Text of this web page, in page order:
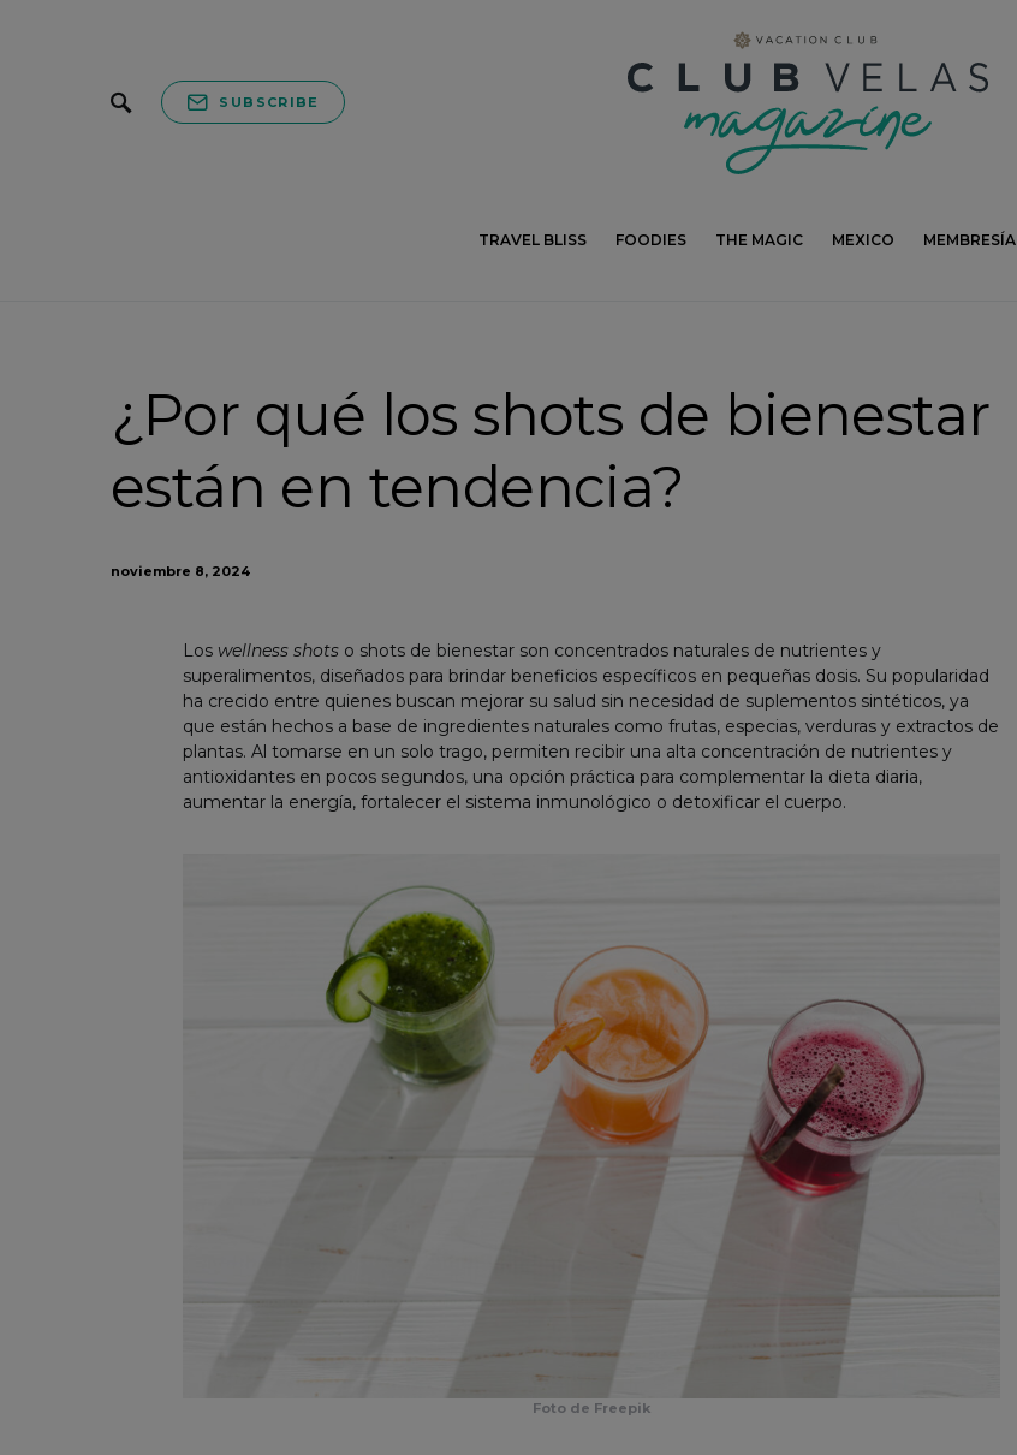
SUBSCRIBE
TRAVEL BLISS FOODIES THE MAGIC MEXICO MEMBRESÍA
¿Por qué los shots de bienestar
están en tendencia?
noviembre 8, 2024
Los wellness shots o shots de bienestar son concentrados naturales de nutrientes y
superalimentos, diseñados para brindar beneficios específicos en pequeñas dosis. Su popularidad
ha crecido entre quienes buscan mejorar su salud sin necesidad de suplementos sintéticos, ya
que están hechos a base de ingredientes naturales como frutas, especias, verduras y extractos de
plantas. Al tomarse en un solo trago, permiten recibir una alta concentración de nutrientes y
antioxidantes en pocos segundos, una opción práctica para complementar la dieta diaria,
aumentar la energía, fortalecer el sistema inmunológico o detoxificar el cuerpo.
Foto de Freepik